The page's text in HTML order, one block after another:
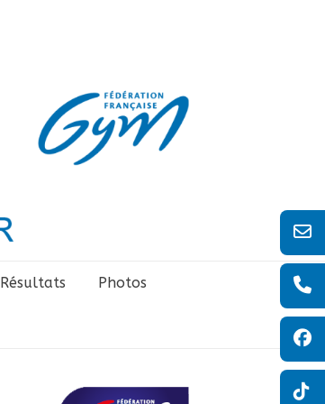
Résultats Photos